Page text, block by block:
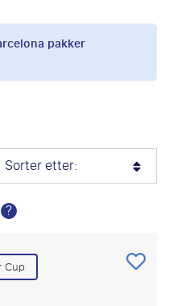
pakker
Sorter etter:
?
Cup